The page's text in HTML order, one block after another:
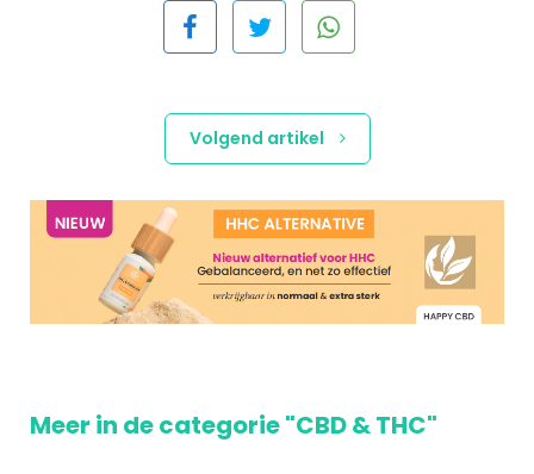
Volgend artikel
Meer in de categorie "CBD & THC"